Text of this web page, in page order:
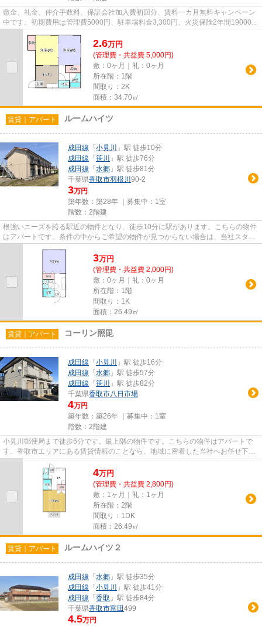
敷金、礼金、仲介手数料、保証会社加入費初回分、賃料一カ月無料キャンペーン
中です。初期費用は管理費5000円、駐車場料金3,300円、火災保険2年間19000円
2.6万円
(管理費・共益費 5,000円)
敷：0ヶ月｜礼：0ヶ月
所在階：1階
間取り：2K
面積：34.70㎡
賃貸｜アパート ルームハイツ
成田線 「 小見川
」駅 徒歩10分
成田線 「 笹川
」駅 徒歩76分
成田線 「 水郷 」駅 徒歩81分
千葉県香取市羽根川 90-2
3万円
築年数：築28年 ｜募集中： 1室
階数：2階建
根強いニーズを誇る駅近の物件となり、徒歩10分に駅があります。こちらの物件
はアパートです。条件の中からご希望の物件が見つからない場合は、当社スタッ
3万円
(管理費・共益費 2,000円)
敷：0ヶ月｜礼：0ヶ月
所在階：1階
間取り：1K
面積：26.49㎡
賃貸｜アパート コーリン照毘
成田線 「 小見川
」駅 徒歩16分
成田線 「 水郷 」駅 徒歩57分
成田線 「 笹川
」駅 徒歩82分
千葉県香取市八日市場
4万円
築年数：築26年 ｜募集中： 1室
階数：2階建
小見川郵便局まで徒歩6分です。最上階の物件です。こちらの物件はアパートで
す。香取市エリアにある賃貸情報のことなら、地域に密着した当社へお任せ下さ
4万円
(管理費・共益費 2,800円)
敷：1ヶ月｜礼：1ヶ月
所在階：2階
間取り：1DK
面積：26.49㎡
賃貸｜アパート ルームハイツ２
成田線 「 水郷 」駅 徒歩35分
成田線 「 小見川
」駅 徒歩41分
成田線 「 香取 」駅 徒歩84分
千葉県香取市富田499
4.5万円